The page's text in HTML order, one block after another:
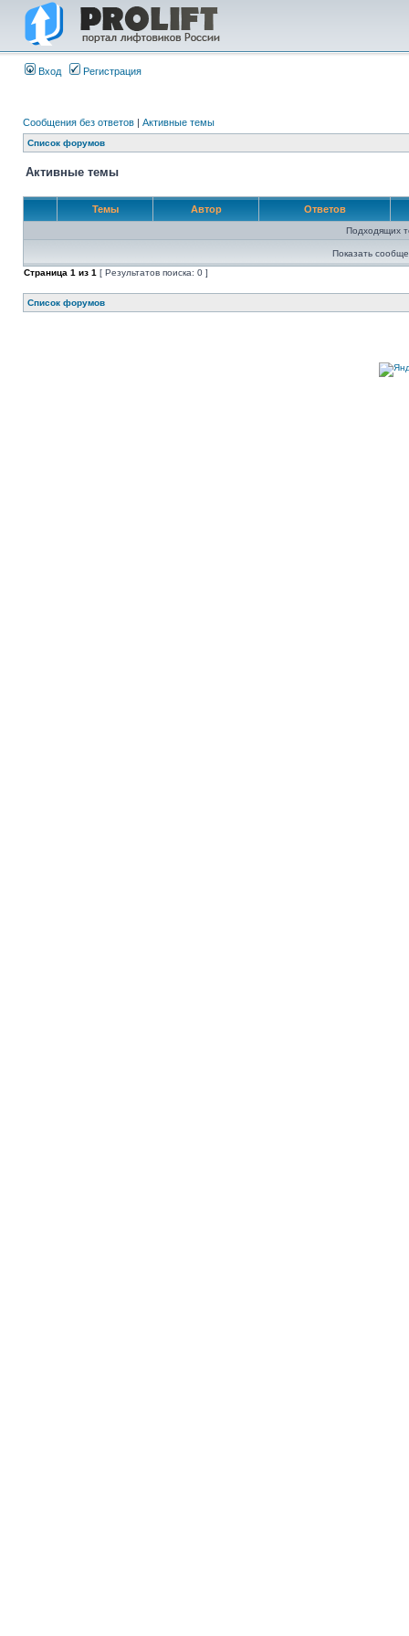
Вход Регистрация
Сообщения без ответов | Активные темы
Список форумов
Активные темы
Темы Автор Ответов
Подходящих
Показать
Страница 1 из 1 [ Результатов поиска: 0 ]
Список форумов